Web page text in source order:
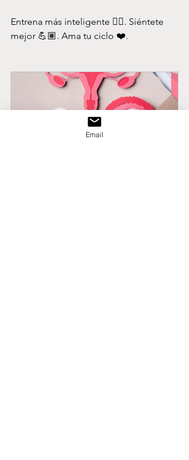
Entrena más inteligente 👌🏽. Siéntete
mejor 💪🏽. Ama tu ciclo ❤️.
Email